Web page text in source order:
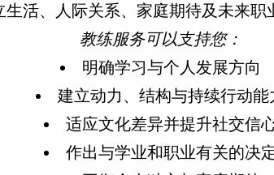
活、人际关系、家庭期待及未来职
教练服务可以支持您：
明确学习与个人发展方向
建立动力、结构与持续行动能
适应文化差异并提升社交信
作出与学业和职业有关的决